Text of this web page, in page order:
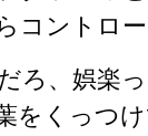
コントロ
ろ、娯楽
をくっつ